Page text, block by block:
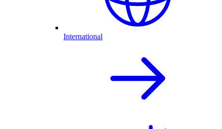
International